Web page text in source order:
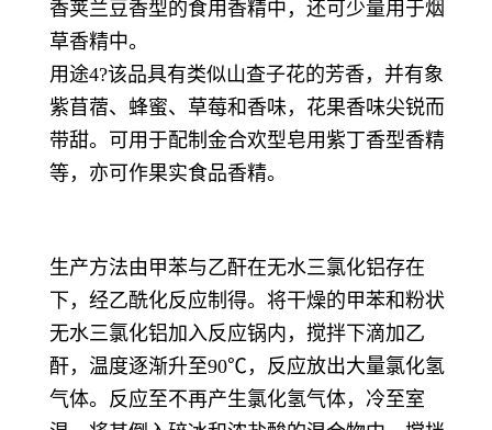
香荚兰豆香型的食用香精中，还可少量用于烟
草香精中。
用途4?该品具有类似山查子花的芳香，并有象
紫苜蓿、蜂蜜、草莓和香味，花果香味尖锐而
带甜。可用于配制金合欢型皂用紫丁香型香精
等，亦可作果实食品香精。
生产方法由甲苯与乙酐在无水三氯化铝存在
下，经乙酰化反应制得。将干燥的甲苯和粉状
无水三氯化铝加入反应锅内，搅拌下滴加乙
酐，温度逐渐升至90℃，反应放出大量氯化氢
气体。反应至不再产生氯化氢气体，冷至室